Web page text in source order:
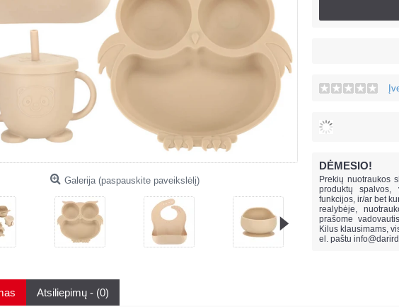
Galerija (paspauskite paveikslėlį)
DĖMESIO!
Prekių nuotraukos
produktų spalvos,
funkcijos, ir/ar bet
realybėje, n
prašome
Kilus klausimams,
el. paštu
Atsiliepimų - (0)